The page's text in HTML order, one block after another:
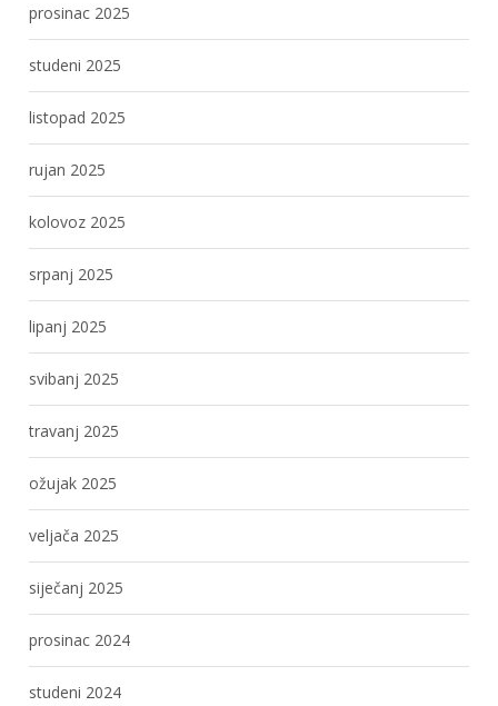
prosinac 2025
studeni 2025
listopad 2025
rujan 2025
kolovoz 2025
srpanj 2025
lipanj 2025
svibanj 2025
travanj 2025
ožujak 2025
veljača 2025
siječanj 2025
prosinac 2024
studeni 2024